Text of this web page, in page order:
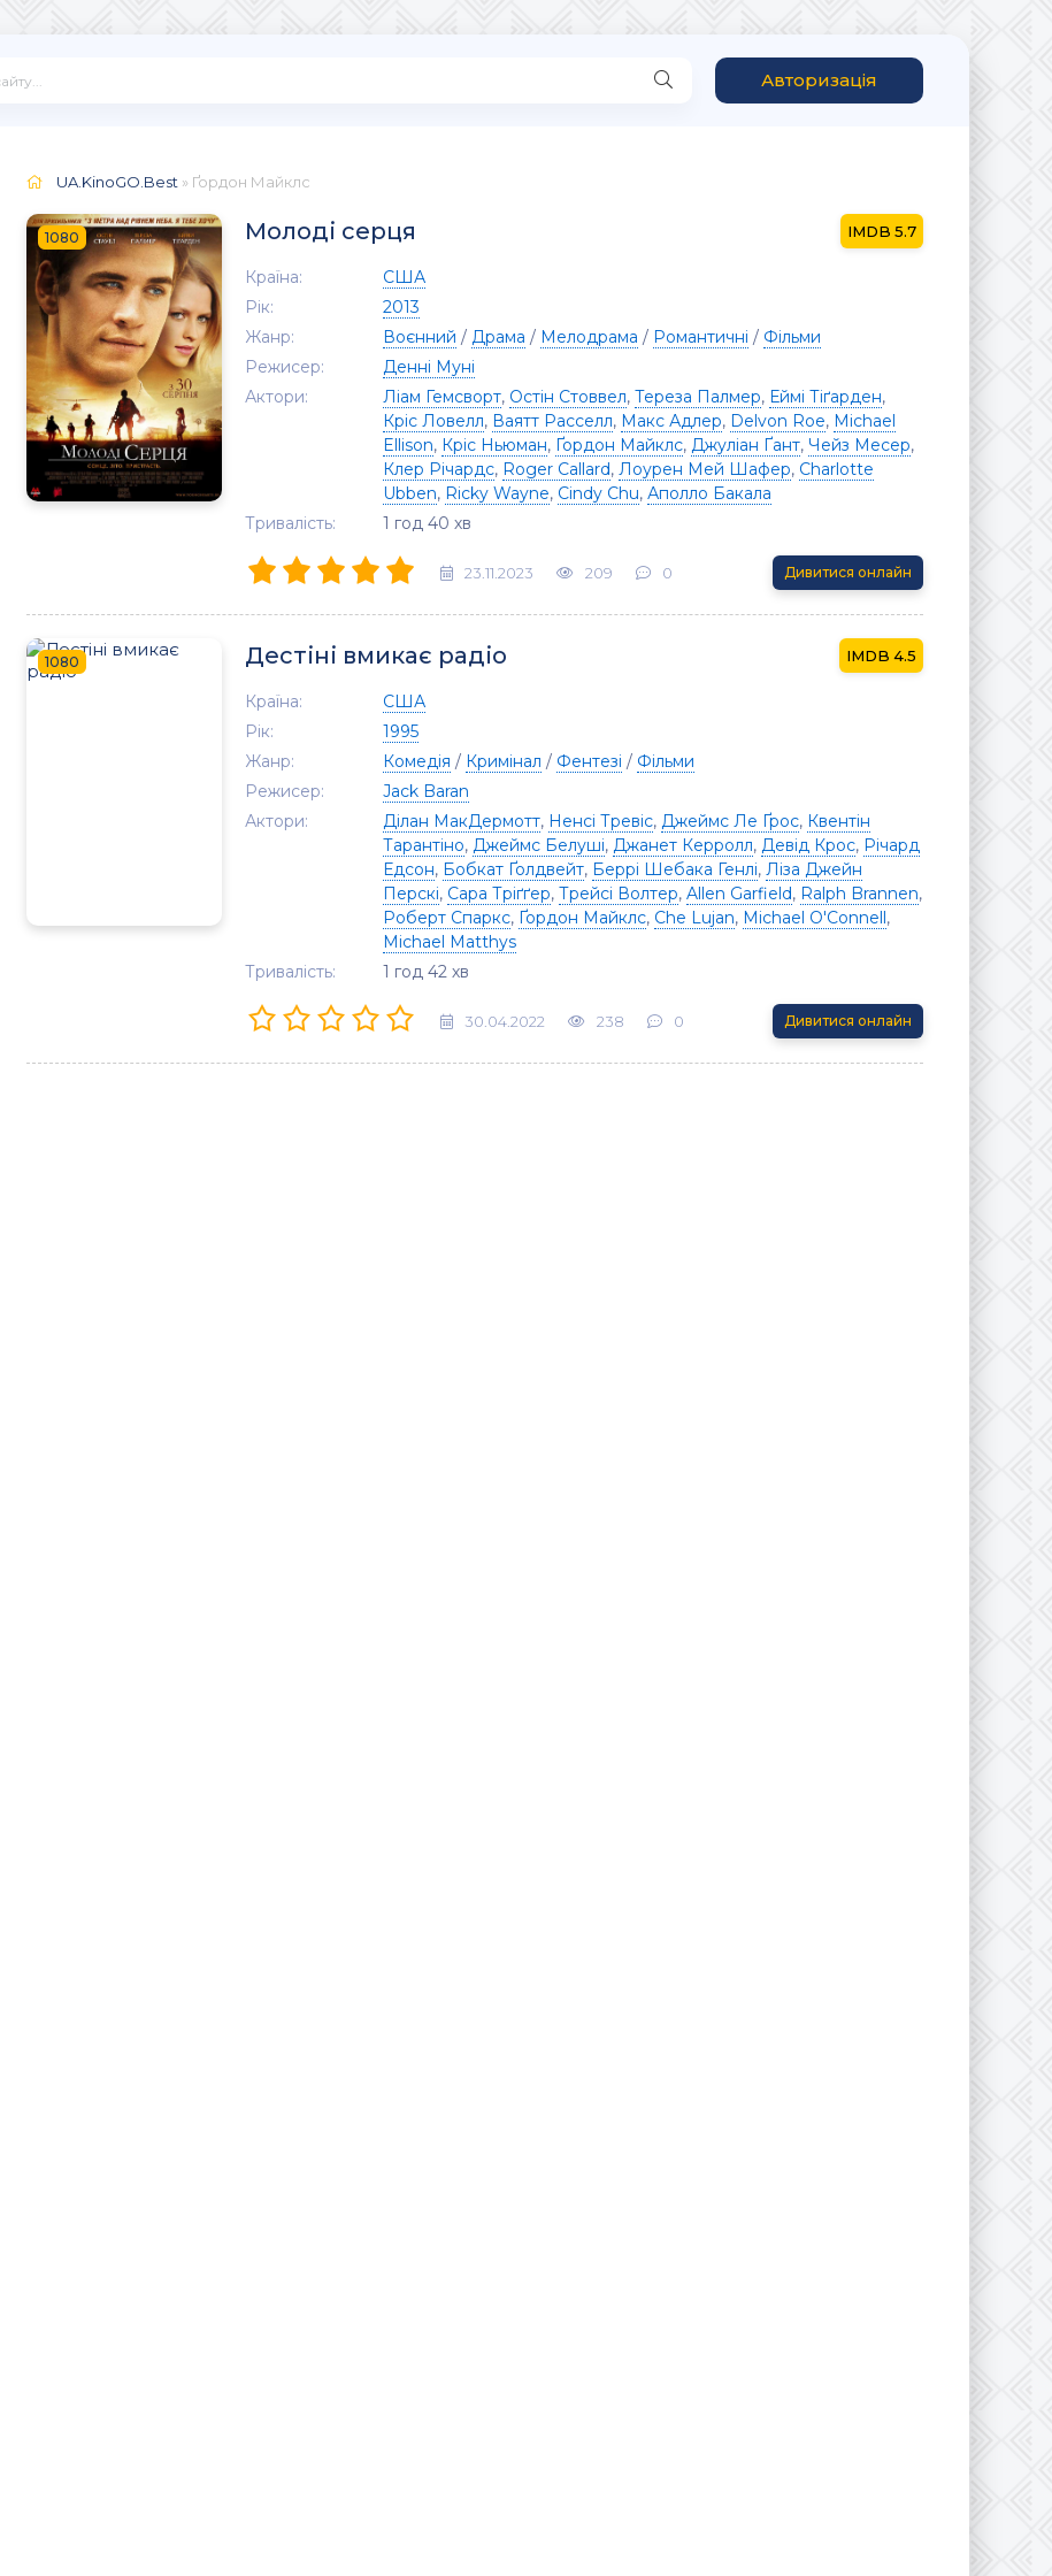
Авторизація
UA.KinoGO.Best » Ґордон Майклс
1080 Молоді серця 5.7
Країна:
США
Рік:
2013
Жанр:
Воєнний / Драма / Мелодрама / Романтичні / Фільми
Режисер:
Денні Муні
Актори:
Ліам Гемсворт, Остін Стоввел, Тереза Палмер, Еймі Тіґарден,
Кріс Ловелл, Ваятт Расселл, Макс Адлер, Delvon Roe, Michael
Ellison, Кріс Ньюман, Ґордон Майклс, Джуліан Ґант, Чейз Месер,
Клер Річардс, Roger Callard, Лоурен Мей Шафер, Charlotte
Ubben, Ricky Wayne, Cindy Chu, Аполло Бакала
Тривалість:
1 год 40 хв
23.11.2023 209 0 Дивитися онлайн
1080 Дестіні вмикає радіо 4.5
Країна:
США
Рік:
1995
Жанр:
Комедія / Кримінал / Фентезі / Фільми
Режисер:
Jack Baran
Актори:
Ділан МакДермотт, Ненсі Тревіс, Джеймс Ле Ґрос, Квентін
Тарантіно, Джеймс Белуші, Джанет Керролл, Девід Крос, Річард
Едсон, Бобкат Ґолдвейт, Беррі Шебака Генлі, Ліза Джейн
Перскі, Сара Тріґґер, Трейсі Волтер, Allen Garfield, Ralph Brannen,
Роберт Спаркс, Ґордон Майклс, Che Lujan, Michael O'Connell,
Michael Matthys
Тривалість:
1 год 42 хв
30.04.2022 238 0 Дивитися онлайн